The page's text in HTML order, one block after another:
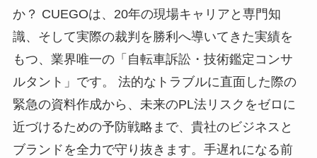
か？ CUEGOは、20年の現場キャリアと専門知
識、そして実際の裁判を勝利へ導いてきた実績を
もつ、業界唯一の「自転車訴訟・技術鑑定コンサ
ルタント」です。 法的なトラブルに直面した際の
緊急の資料作成から、未来のPL法リスクをゼロに
近づけるための予防戦略まで、貴社のビジネスと
ブランドを全力で守り抜きます。手遅れになる前